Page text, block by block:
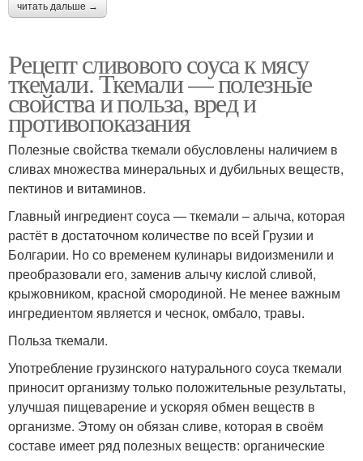
читать дальше →
Рецепт сливового соуса к мясу
ткемали. Ткемали — полезные
свойства и польза, вред и
противопоказания
Полезные свойства ткемали обусловлены наличием в
сливах множества минеральных и дубильных веществ,
пектинов и витаминов.
Главный ингредиент соуса — ткемали – алыча, которая
растёт в достаточном количестве по всей Грузии и
Болгарии. Но со временем кулинары видоизменили и
преобразовали его, заменив алычу кислой сливой,
крыжовником, красной смородиной. Не менее важным
ингредиентом является и чеснок, омбало, травы.
Польза ткемали.
Употребление грузинского натурального соуса ткемали
приносит организму только положительные результаты,
улучшая пищеварение и ускоряя обмен веществ в
организме. Этому он обязан сливе, которая в своём
составе имеет ряд полезных веществ: органические